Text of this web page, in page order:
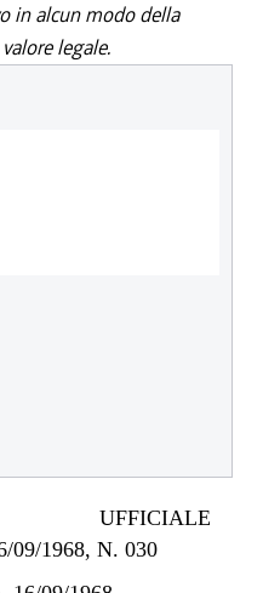
in alcun modo della
legale.
UFFICIALE
09/1968, N. 030